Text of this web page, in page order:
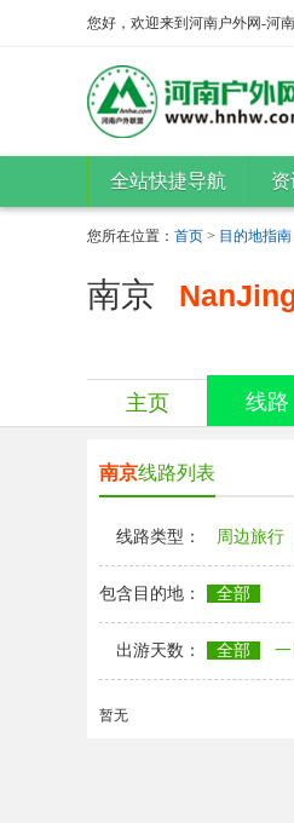
您好，欢迎来到河南户外网-河
全站快捷导航
您所在位置： 首页 > 目的地指南
南京
主页 线路
南京线路列表
线路类型： 周边旅行
包含目的地： 全部
出游天数： 全部
暂无